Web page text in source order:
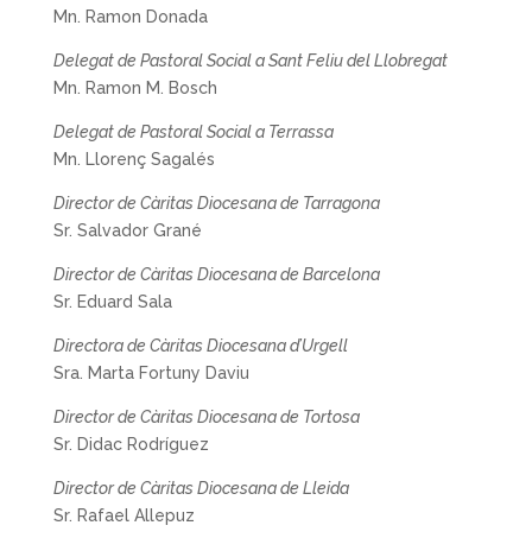
Mn. Ramon Donada
Delegat de Pastoral Social a Sant Feliu del Llobregat
Mn. Ramon M. Bosch
Delegat de Pastoral Social a Terrassa
Mn. Llorenç Sagalés
Director de Càritas Diocesana de Tarragona
Sr. Salvador Grané
Director de Càritas Diocesana de Barcelona
Sr. Eduard Sala
Directora de Càritas Diocesana d’Urgell
Sra. Marta Fortuny Daviu
Director de Càritas Diocesana de Tortosa
Sr. Didac Rodríguez
Director de Càritas Diocesana de Lleida
Sr. Rafael Allepuz